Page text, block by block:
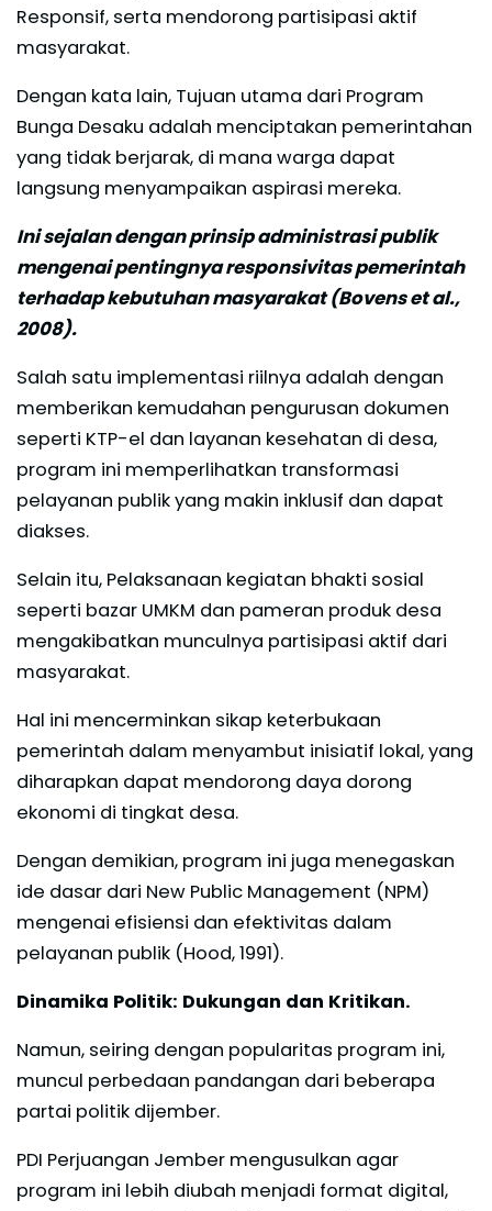
Responsif, serta mendorong partisipasi aktif
masyarakat.
Dengan kata lain, Tujuan utama dari Program
Bunga Desaku adalah menciptakan pemerintahan
yang tidak berjarak, di mana warga dapat
langsung menyampaikan aspirasi mereka.
Ini sejalan dengan prinsip administrasi publik
mengenai pentingnya responsivitas pemerintah
terhadap kebutuhan masyarakat (Bovens et al.,
2008).
Salah satu implementasi riilnya adalah dengan
memberikan kemudahan pengurusan dokumen
seperti KTP-el dan layanan kesehatan di desa,
program ini memperlihatkan transformasi
pelayanan publik yang makin inklusif dan dapat
diakses.
Selain itu, Pelaksanaan kegiatan bhakti sosial
seperti bazar UMKM dan pameran produk desa
mengakibatkan munculnya partisipasi aktif dari
masyarakat.
Hal ini mencerminkan sikap keterbukaan
pemerintah dalam menyambut inisiatif lokal, yang
diharapkan dapat mendorong daya dorong
ekonomi di tingkat desa.
Dengan demikian, program ini juga menegaskan
ide dasar dari New Public Management (NPM)
mengenai efisiensi dan efektivitas dalam
pelayanan publik (Hood, 1991).
Dinamika Politik: Dukungan dan Kritikan.
Namun, seiring dengan popularitas program ini,
muncul perbedaan pandangan dari beberapa
partai politik dijember.
PDI Perjuangan Jember mengusulkan agar
program ini lebih diubah menjadi format digital,